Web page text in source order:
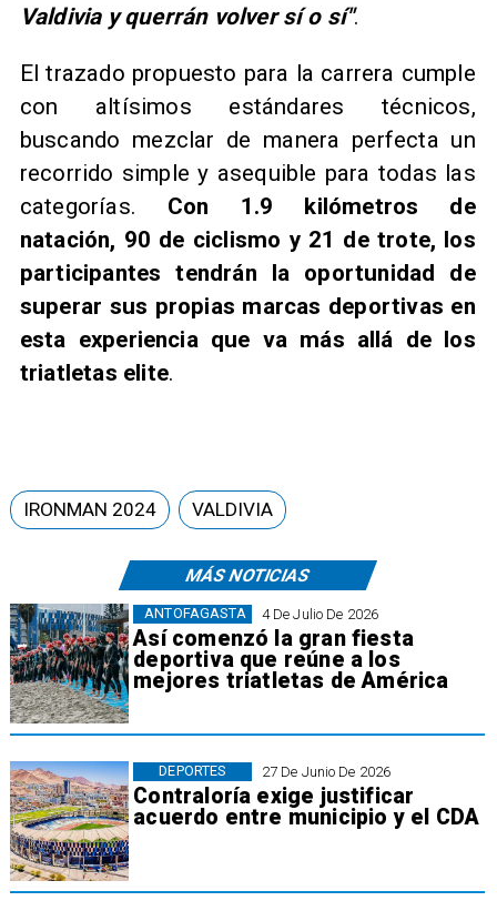
Valdivia y querrán volver sí o sí".
El trazado propuesto para la carrera cumple
con altísimos estándares técnicos,
buscando mezclar de manera perfecta un
recorrido simple y asequible para todas las
categorías. Con 1.9 kilómetros de
natación, 90 de ciclismo y 21 de trote, los
participantes tendrán la oportunidad de
superar sus propias marcas deportivas en
esta experiencia que va más allá de los
triatletas elite.
MÁS NOTICIAS
4 De Julio De 2026
Así comenzó la gran fiesta
deportiva que reúne a los
mejores triatletas de América
ANTOFAGASTA
27 De Junio De 2026
Contraloría exige justificar
acuerdo entre municipio y el CDA
DEPORTES
IRONMAN 2024 VALDIVIA